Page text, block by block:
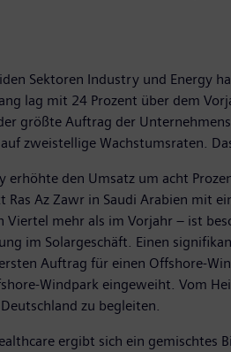
Sektoren Industry und Energy
lag mit 24 Prozent über dem
größte Auftrag der
zweistellige Wachstumsraten.
erhöhte den Umsatz um acht
Ras Az Zawr in Saudi Arabien mit
Viertel mehr als im Vorjahr – ist
im Solargeschäft. Einen
Auftrag für einen Offshore-
Windpark eingeweiht. Vom
zu begleiten.
ergibt sich ein